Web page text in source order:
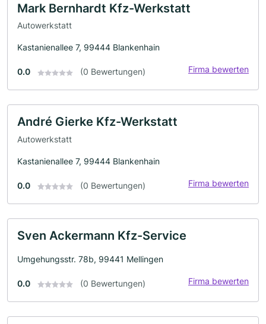
Mark Bernhardt Kfz-Werkstatt
Autowerkstatt
Kastanienallee 7, 99444 Blankenhain
0.0 (0 Bewertungen) Firma bewerten
André Gierke Kfz-Werkstatt
Autowerkstatt
Kastanienallee 7, 99444 Blankenhain
0.0 (0 Bewertungen) Firma bewerten
Sven Ackermann Kfz-Service
Umgehungsstr. 78b, 99441 Mellingen
0.0 (0 Bewertungen) Firma bewerten